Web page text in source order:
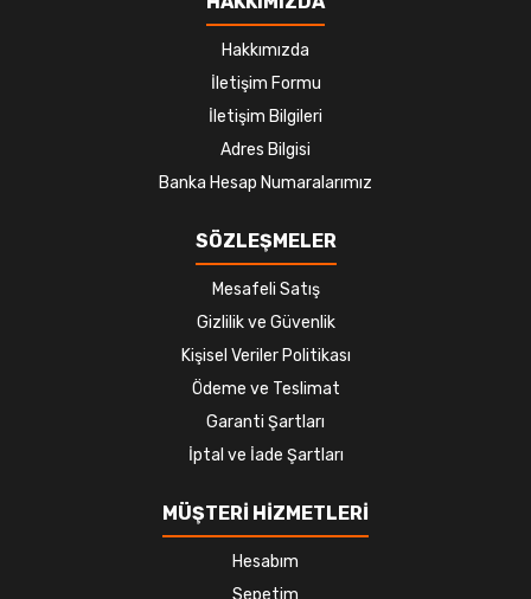
Hakkımızda
İletişim Formu
İletişim Bilgileri
Adres Bilgisi
Banka Hesap Numaralarımız
SÖZLEŞMELER
Mesafeli Satış
Gizlilik ve Güvenlik
Kişisel Veriler Politikası
Ödeme ve Teslimat
Garanti Şartları
İptal ve İade Şartları
MÜŞTERİ HİZMETLERİ
Hesabım
Sepetim